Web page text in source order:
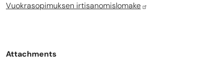
Vuokrasopimuksen irtisanomislomake
Attachments